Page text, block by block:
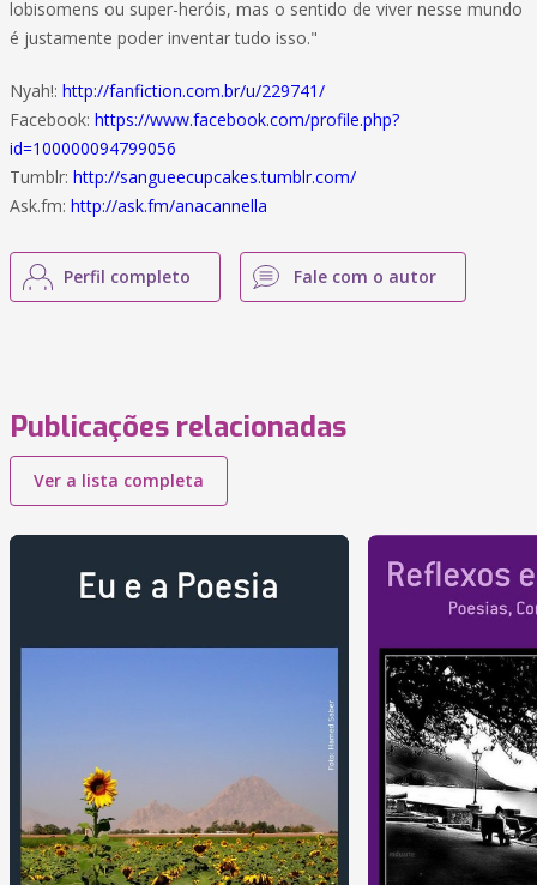
lobisomens ou super-heróis, mas o sentido de viver nesse mundo
é justamente poder inventar tudo isso."
Nyah!: http://fanfiction.com.br/u/229741/
Facebook: https://www.facebook.com/profile.php?
id=100000094799056
Tumblr: http://sangueecupcakes.tumblr.com/
Ask.fm: http://ask.fm/anacannella
Perfil completo Fale com o autor
Publicações relacionadas
Ver a lista completa